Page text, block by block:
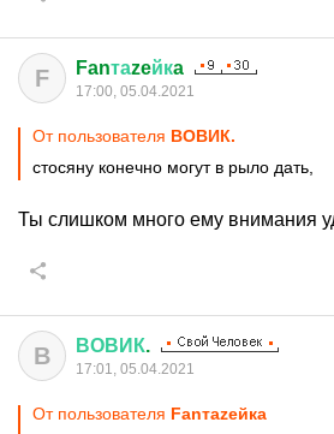
F Fanтаzeйкa
17:00, 05.04.2021
От пользователя ВОВИК.
стосяну конечно могут в рыло дать,
Ты слишком много ему внимания
В ВОВИК.
17:01, 05.04.2021
От пользователя Fanтаzeйкa